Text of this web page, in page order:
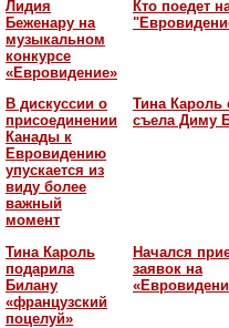
Лидия
Беженару на
музыкальном
конкурсе
«Евровидение»
Кто поедет
В дискуссии о
присоединении
Канады к
Евровидению
упускается из
виду более
важный
момент
Тина Кароль
съела Диму
Тина Кароль
подарила
Билану
«французский
поцелуй»
Начался
заявок на